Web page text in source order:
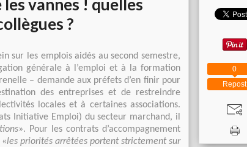
vannes ! quelles
?
sur les emplois aidés au second semestre,
générale à l’emploi et à la formation
– demande aux préfets d’en finir pour
des entreprises et de restreindre
locales et à certaines associations.
Initiative Emploi) du secteur marchand, il
». Pour les contrats d’accompagnement
les priorités arrêtées portent strictement sur
Repost
0